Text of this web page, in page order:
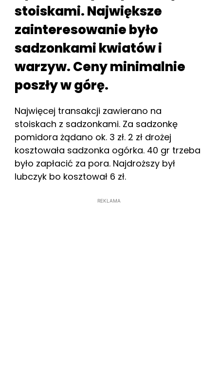
stoiskami. Największe
zainteresowanie było
sadzonkami kwiatów i
warzyw. Ceny minimalnie
poszły w górę.
Najwięcej transakcji zawierano na
stoiskach z sadzonkami. Za sadzonkę
pomidora żądano ok. 3 zł. 2 zł drożej
kosztowała sadzonka ogórka. 40 gr trzeba
było zapłacić za pora. Najdroższy był
lubczyk bo kosztował 6 zł.
REKLAMA